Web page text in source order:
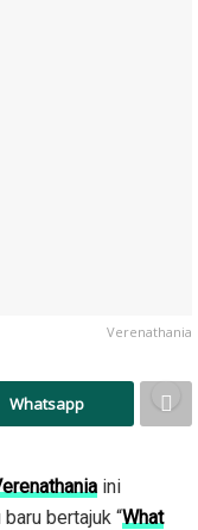
Verenathania
Whatsapp
ini
bertajuk “What